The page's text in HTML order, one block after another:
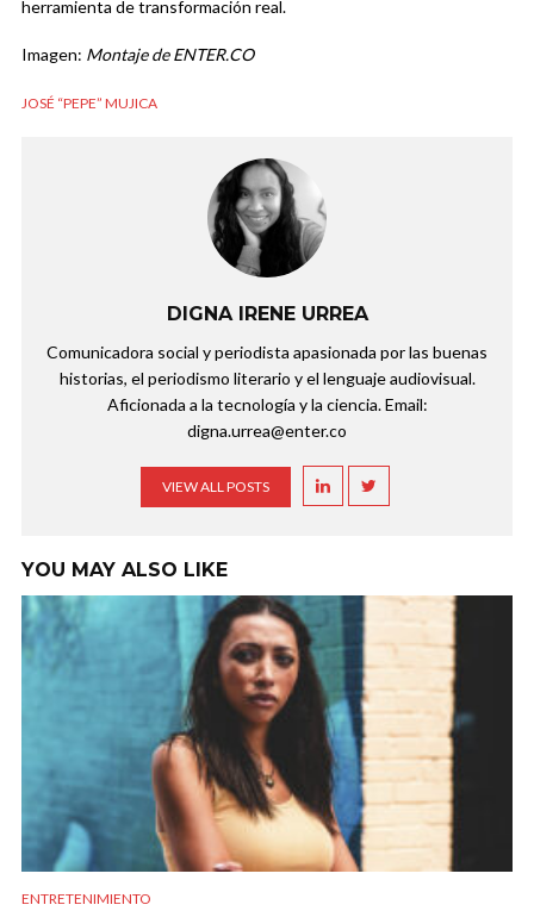
herramienta de transformación real.
Imagen: Montaje de ENTER.CO
JOSÉ “PEPE” MUJICA
DIGNA IRENE URREA
Comunicadora social y periodista apasionada por las buenas
historias, el periodismo literario y el lenguaje audiovisual.
Aficionada a la tecnología y la ciencia. Email:
digna.urrea@enter.co
VIEW ALL POSTS
YOU MAY ALSO LIKE
ENTRETENIMIENTO